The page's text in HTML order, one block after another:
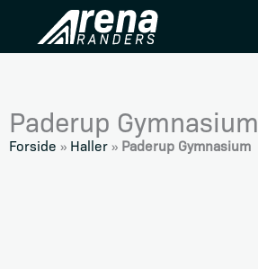
Paderup Gymnasium
Forside » Haller» Paderup Gymnasium